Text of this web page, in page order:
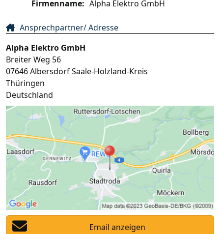
Firmenname: Alpha Elektro GmbH
Ansprechpartner/ Adresse
Alpha Elektro GmbH
Breiter Weg 56
07646Albersdorf Saale-Holzland-Kreis
Thüringen
Deutschland
Email anzeigen